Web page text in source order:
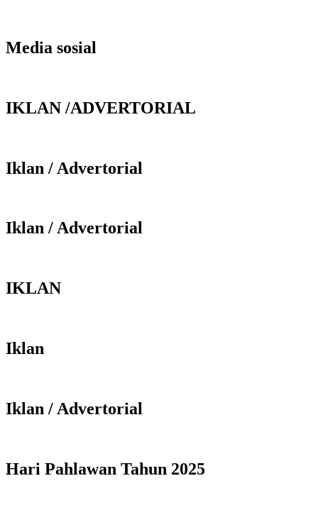
Media sosial
IKLAN /ADVERTORIAL
Iklan / Advertorial
Iklan / Advertorial
IKLAN
Iklan
Iklan / Advertorial
Hari Pahlawan Tahun 2025